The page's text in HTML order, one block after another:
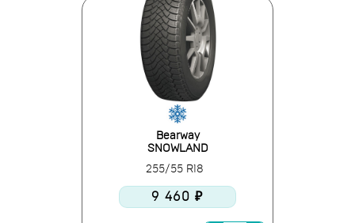
Bearway
SNOWLAND
255/55 R18
9 460 ₽